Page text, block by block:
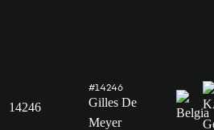
14246
#14246
Gilles De
Meyer